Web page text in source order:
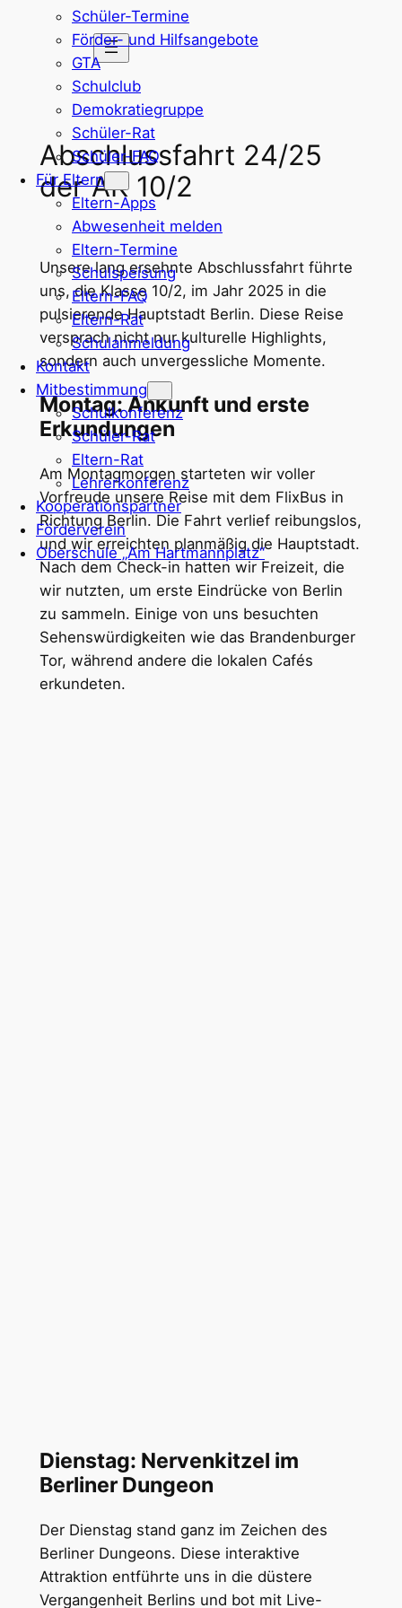
springen
Schüler-Termine
Förder- und Hilfsangebote
GTA
Schulclub
Demokratiegruppe
Schüler-Rat
Schüler-FAQ
Für Eltern
Eltern-Apps
Abwesenheit melden
Eltern-Termine
Schulspeisung
Eltern-FAQ
Eltern-Rat
Schulanmeldung
Kontakt
Mitbestimmung
Schulkonferenz
Schüler-Rat
Eltern-Rat
Lehrerkonferenz
Kooperationspartner
Förderverein
Oberschule „Am Hartmannplatz“
Abschlussfahrt 24/25
der AK 10/2
Unsere lang ersehnte Abschlussfahrt führte
uns, die Klasse 10/2, im Jahr 2025 in die
pulsierende Hauptstadt Berlin. Diese Reise
versprach nicht nur kulturelle Highlights,
sondern auch unvergessliche Momente.
Montag: Ankunft und erste
Erkundungen
Am Montagmorgen starteten wir voller
Vorfreude unsere Reise mit dem FlixBus in
Richtung Berlin. Die Fahrt verlief reibungslos,
und wir erreichten planmäßig die Hauptstadt.
Nach dem Check-in hatten wir Freizeit, die
wir nutzten, um erste Eindrücke von Berlin
zu sammeln. Einige von uns besuchten
Sehenswürdigkeiten wie das Brandenburger
Tor, während andere die lokalen Cafés
erkundeten.​
Dienstag: Nervenkitzel im
Berliner Dungeon
Der Dienstag stand ganz im Zeichen des
Berliner Dungeons. Diese interaktive
Attraktion entführte uns in die düstere
Vergangenheit Berlins und bot mit Live-